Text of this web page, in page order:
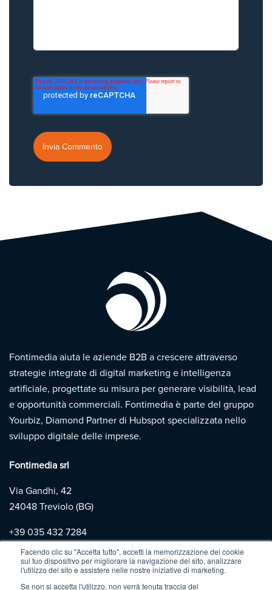
Facendo clic su "Accetta tutto", accetti la memorizzazione dei cookie
sul tuo dispositivo per migliorare la navigazione del sito, analizzare
l'utilizzo del sito e assistere nelle nostre iniziative di marketing.
Se non si accetta l'utilizzo, non verrà tenuta traccia del
Fontimedia aiuta le aziende B2B a crescere attraverso
strategie integrate di digital marketing e intelligenza
artificiale, progettate su misura per generare visibilità, lead
e opportunità commerciali. Fontimedia è parte del gruppo
Yourbiz, Diamond Partner di Hubspot specializzata nello
sviluppo digitale delle imprese.
Fontimedia srl
Via Gandhi, 42
24048 Treviolo (BG)
+39 035 432 7284
Copyright 2026 | Fontimedia |P.IVA: 03997730167 |
Policy|Cookie Policy